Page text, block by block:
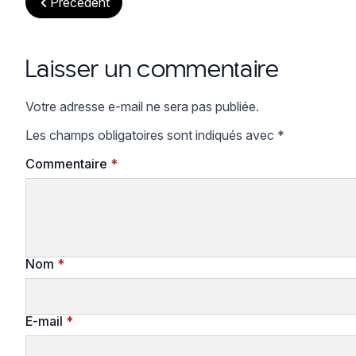
Laisser un commentaire
Votre adresse e-mail ne sera pas publiée.
Les champs obligatoires sont indiqués avec *
Commentaire *
Nom *
E-mail *